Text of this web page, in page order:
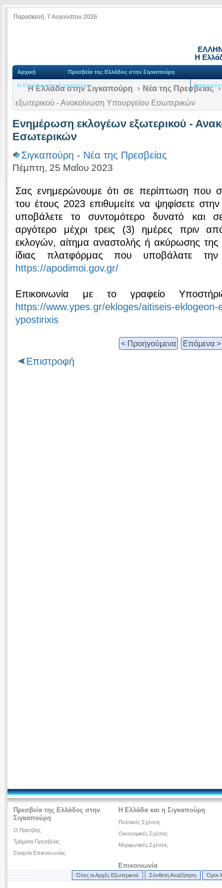
Παρασκευή, 7 Αυγούστου 2026
Η
Αρχική Πρεσβεία της Ελλάδος στην Σιγκαπούρη
Η Ελλάδα και η Σιγκαπούρη
Η Ελλάδα στην Σιγκαπούρη Νέα της Πρεσβείας
εξωτερικού - Ανακοίνωση Υπουργείου Εσωτερικών
Ενημέρωση εκλογέων εξωτερικού -
Εσωτερικών
Σιγκαπούρη - Νέα της Πρεσβείας
Πέμπτη, 25 Μαΐου 2023
Σας ενημερώνουμε ότι σε περίπτωση που
του έτους 2023 επιθυμείτε να ψηφίσετε
υποβάλετε το συντομότερο δυνατό και
αργότερο μέχρι τρεις (3) ημέρες πριν
εκλογών, αίτημα αναστολής ή ακύρωσης
ίδιας πλατφόρμας που υποβάλατε
https://apodimoi.gov.gr/
Επικοινωνία με το γραφείο
https://www.ypes.gr/ekloges/aitiseis-
ypostirixis
< Προηγούμενα Επόμενα >
Επιστροφή
Πρεσβεία της Ελλάδος στην
Σιγκαπούρη
O Πρέσβης
Τμήματα Πρεσβείας
Στοιχεία Επικοινωνίας
Η Ελλάδα και η Σιγκαπούρη
Πολιτικές Σχέσεις
Οικονομικές Σχέσεις
Μορφωτικές Σχέσεις
Επικοινωνία
Όλες οι Αρχές Εξωτερικού Σύνθετη Αναζήτηση Όροι